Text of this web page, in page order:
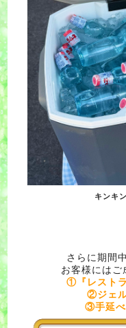
キンキ
さらに期間
お客様にはご
①『レスト
②ジェ
③手延べ